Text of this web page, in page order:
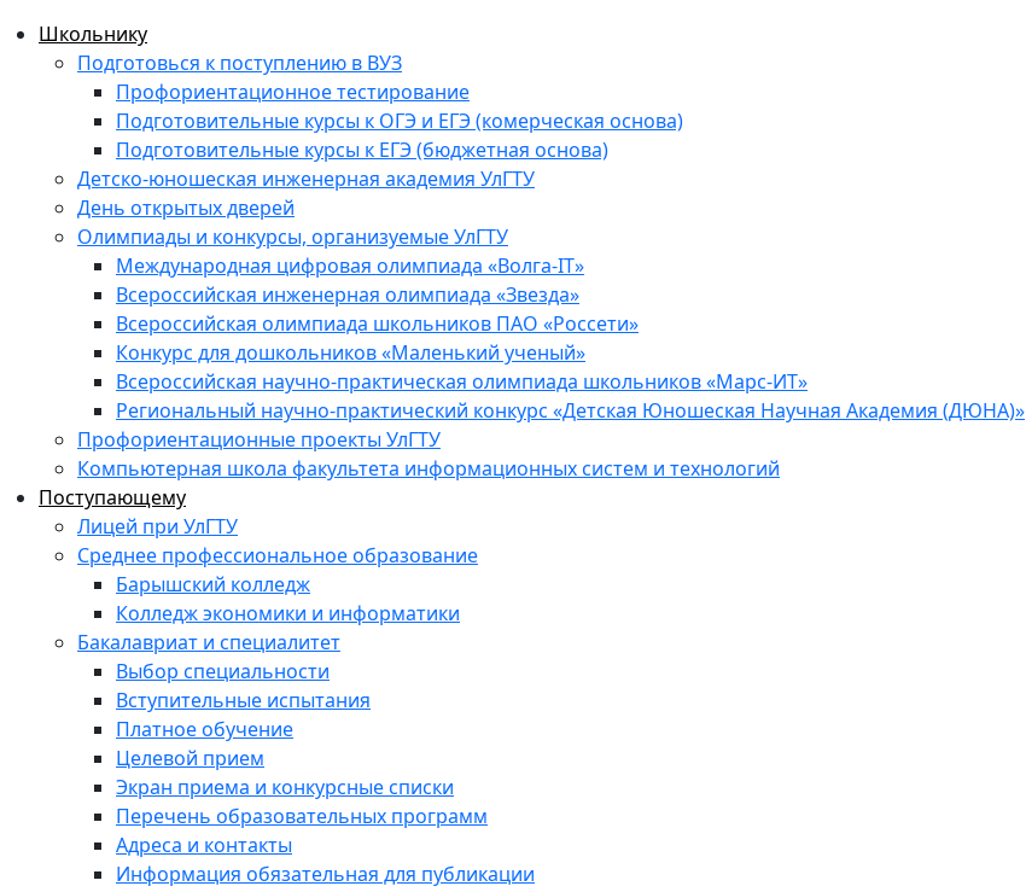
Школьнику
Подготовься к поступлению в ВУЗ
Профориентационное тестирование
Подготовительные курсы к ОГЭ и ЕГЭ (комерческая основа)
Подготовительные курсы к ЕГЭ (бюджетная основа)
Детско-юношеская инженерная академия УлГТУ
День открытых дверей
Олимпиады и конкурсы, организуемые УлГТУ
Международная цифровая олимпиада «Волга-IT»
Всероссийская инженерная олимпиада «Звезда»
Всероссийская олимпиада школьников ПАО «Россети»
Конкурс для дошкольников «Маленький ученый»
Всероссийская научно-практическая олимпиада школьников «Марс-ИТ»
Региональный научно-практический конкурс «Детская Юношеская Научная Академия (ДЮНА)»
Профориентационные проекты УлГТУ
Компьютерная школа факультета информационных систем и технологий
Поступающему
Лицей при УлГТУ
Среднее профессиональное образование
Барышский колледж
Колледж экономики и информатики
Бакалавриат и специалитет
Выбор специальности
Вступительные испытания
Платное обучение
Целевой прием
Экран приема и конкурсные списки
Перечень образовательных программ
Адреса и контакты
Информация обязательная для публикации